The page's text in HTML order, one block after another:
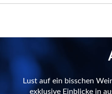
Lust auf ein bisschen
exklusive Einblicke in